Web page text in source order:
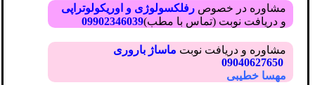
مشاوره در خصوص رفلکسولوژی و اوریکولوتراپی
و دریافت نوبت (تماس با مطب)09902346039
مشاوره و دریافت نوبت ماساژ باروری
09040627650
مهسا خطیبی